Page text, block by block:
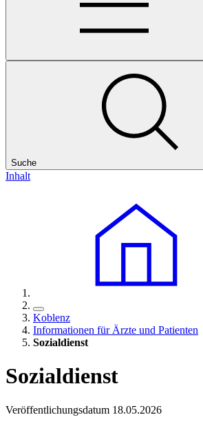
Suche
Inhalt
Koblenz
Informationen für Ärzte und Patienten
Sozialdienst
Sozialdienst
Veröffentlichungsdatum 18.05.2026